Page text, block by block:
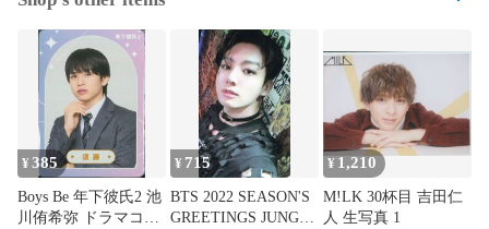
い場合は本体のみとなります。また商品が特典品の場合、本
体が付属する記載がない場合特典のみとなります。
食玩等の食品または飲料が付属する商品の食品及び飲料の飲
食はお止めください。当店では食玩の付属物、外装を商品の
主体とし、食品としての販売をしていないため、飲食をした
場合の健康被害の責任は負いかねます。
【商品画像について】
¥385
Boys Be 年下彼氏2 池
川侑希弥 ドラマコレ
¥ 715
BTS 2022 SEASON'S
GREETINGS JUNG
¥ 1,210
M!LK 30杯目 吉田仁
人 生写真 1